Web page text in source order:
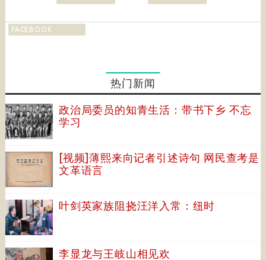
FACEBOOK
热门新闻
政治局委员的知青生活：带书下乡 不忘
学习
[视频]薄熙来向记者引述诗句 网民查考是
文革语言
叶剑英家族阻挠汪洋入常：纽时
李显龙与王岐山相见欢